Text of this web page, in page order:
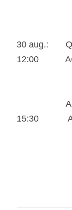
30 aug.:
12:00
15:30